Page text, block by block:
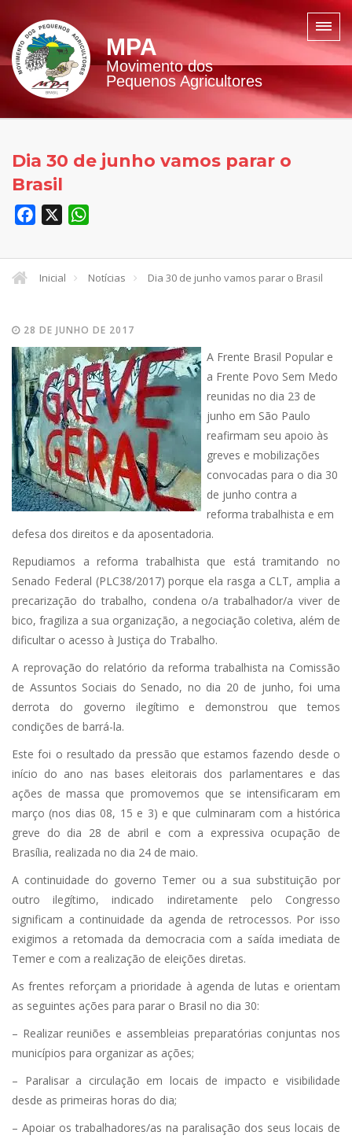
MPA
Movimento dos
Pequenos Agricultores
Dia 30 de junho vamos parar o
Brasil
Facebook
Inicial Notícias Dia 30 de junho vamos parar o Brasil
28 DE JUNHO DE 2017
A Frente Brasil Popular e
a Frente Povo Sem Medo
reunidas no dia 23 de
junho em São Paulo
reafirmam seu apoio às
greves e mobilizações
convocadas para o dia 30
de junho contra a
reforma trabalhista e em
defesa dos direitos e da aposentadoria.
Repudiamos a reforma trabalhista que está tramitando no
Senado Federal (PLC38/2017) porque ela rasga a CLT, amplia a
precarização do trabalho, condena o/a trabalhador/a viver de
bico, fragiliza a sua organização, a negociação coletiva, além de
dificultar o acesso à Justiça do Trabalho.
A reprovação do relatório da reforma trabalhista na Comissão
de Assuntos Sociais do Senado, no dia 20 de junho, foi uma
derrota do governo ilegítimo e demonstrou que temos
condições de barrá-la.
Este foi o resultado da pressão que estamos fazendo desde o
início do ano nas bases eleitorais dos parlamentares e das
ações de massa que promovemos que se intensificaram em
março (nos dias 08, 15 e 3) e que culminaram com a histórica
greve do dia 28 de abril e com a expressiva ocupação de
Brasília, realizada no dia 24 de maio.
A continuidade do governo Temer ou a sua substituição por
outro ilegítimo, indicado indiretamente pelo Congresso
significam a continuidade da agenda de retrocessos. Por isso
exigimos a retomada da democracia com a saída imediata de
Temer e com a realização de eleições diretas.
As frentes reforçam a prioridade à agenda de lutas e orientam
as seguintes ações para parar o Brasil no dia 30:
– Realizar reuniões e assembleias preparatórias conjuntas nos
municípios para organizar as ações;
– Paralisar a circulação em locais de impacto e visibilidade
desde as primeiras horas do dia;
– Apoiar os trabalhadores/as na paralisação dos seus locais de